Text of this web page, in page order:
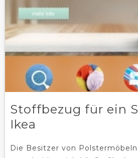
Stoffbezug für ein
Ikea
Die Besitzer von